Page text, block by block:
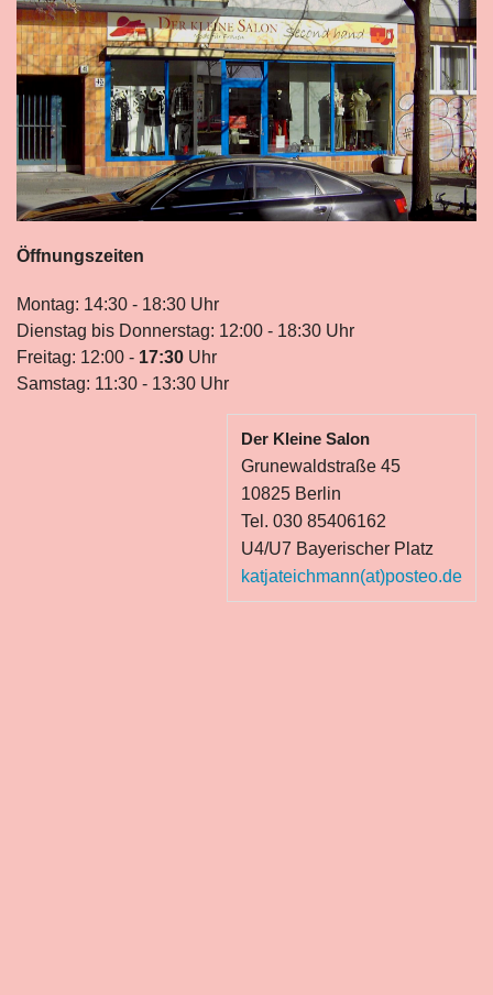
Öffnungszeiten
Montag: 14:30 - 18:30 Uhr
Dienstag bis Donnerstag: 12:00 - 18:30 Uhr
Freitag: 12:00 - 17:30 Uhr
Samstag: 11:30 - 13:30 Uhr
Der Kleine Salon
Grunewaldstraße 45
10825 Berlin
Tel. 030 85406162
U4/U7 Bayerischer Platz
katjateichmann(at)posteo.de